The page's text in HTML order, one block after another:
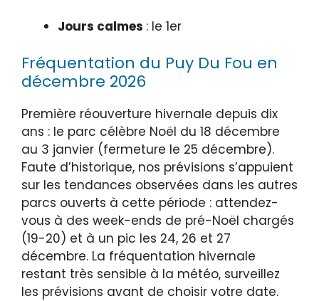
Jours calmes : le 1er
Fréquentation du Puy Du Fou en
décembre 2026
Première réouverture hivernale depuis dix
ans : le parc célèbre Noël du 18 décembre
au 3 janvier (fermeture le 25 décembre).
Faute d’historique, nos prévisions s’appuient
sur les tendances observées dans les autres
parcs ouverts à cette période : attendez-
vous à des week-ends de pré-Noël chargés
(19-20) et à un pic les 24, 26 et 27
décembre. La fréquentation hivernale
restant très sensible à la météo, surveillez
les prévisions avant de choisir votre date.